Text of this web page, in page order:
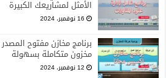
الأمثل لمشاريعك الكبيرة
16 نوفمبر، 2024
برنامج مخازن مفتوح
مخزون متكاملة بسهولة
12 نوفمبر، 2024